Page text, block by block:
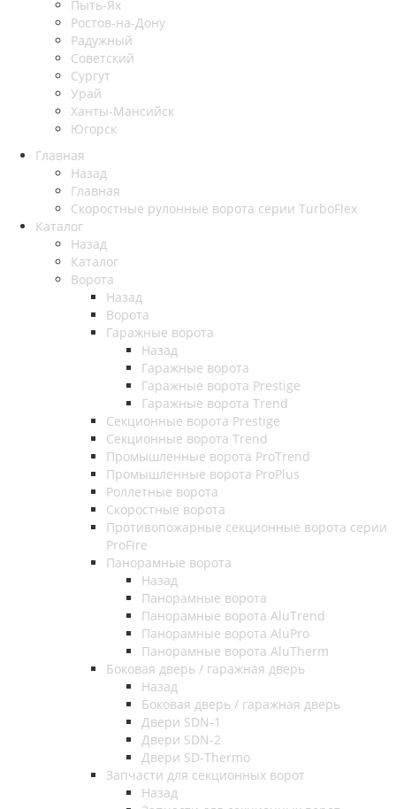
Пыть-Ях
Рoстов-на-Дону
Радужный
Советский
Сургут
Урай
Ханты-Мансийск
Югорск
Главная
Назад
Главная
Скоростные рулонные ворота серии TurboFlex
Каталог
Назад
Каталог
Ворота
Назад
Ворота
Гаражные ворота
Назад
Гаражные ворота
Гаражные ворота Prestige
Гаражные ворота Trend
Секционные ворота Prestige
Секционные ворота Trend
Промышленные ворота ProTrend
Промышленные ворота ProPlus
Роллетные ворота
Скоростные ворота
Противопожарные секционные ворота серии
ProFire
Панорамные ворота
Назад
Панорамные ворота
Панорамные ворота AluTrend
Панорамные ворота AluPro
Панорамные ворота AluTherm
Боковая дверь / гаражная дверь
Назад
Боковая дверь / гаражная дверь
Двери SDN-1
Двери SDN-2
Двери SD-Thermo
Запчасти для секционных ворот
Назад